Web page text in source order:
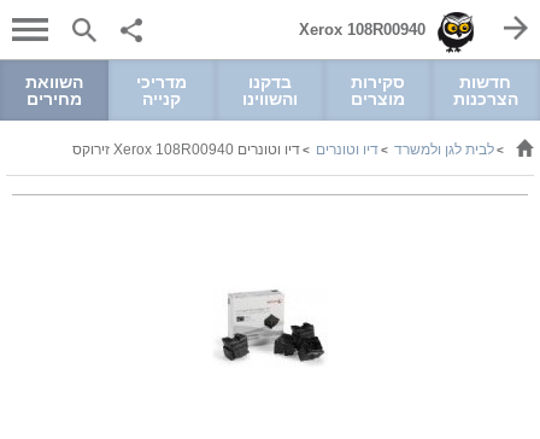
Xerox 108R00940
חדשות
הצרכנות
סקירות
מוצרים
בדקנו
והשווינו
מדריכי
קנייה
השוואת
מחירים
>לבית לגן ולמשרד >דיו וטונרים >דיו וטונרים Xerox 108R00940 זירוקס